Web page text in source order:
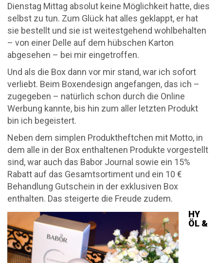
Dienstag Mittag absolut keine Möglichkeit hatte, dies
selbst zu tun. Zum Glück hat alles geklappt, er hat
sie bestellt und sie ist weitestgehend wohlbehalten
– von einer Delle auf dem hübschen Karton
abgesehen – bei mir eingetroffen.
Und als die Box dann vor mir stand, war ich sofort
verliebt. Beim Boxendesign angefangen, das ich –
zugegeben – natürlich schon durch die Online
Werbung kannte, bis hin zum aller letzten Produkt
bin ich begeistert.
Neben dem simplen Produktheftchen mit Motto, in
dem alle in der Box enthaltenen Produkte vorgestellt
sind, war auch das Babor Journal sowie ein 15%
Rabatt auf das Gesamtsortiment und ein 10 €
Behandlung Gutschein in der exklusiven Box
enthalten. Das steigerte die Freude zudem.
HY
ÖL &